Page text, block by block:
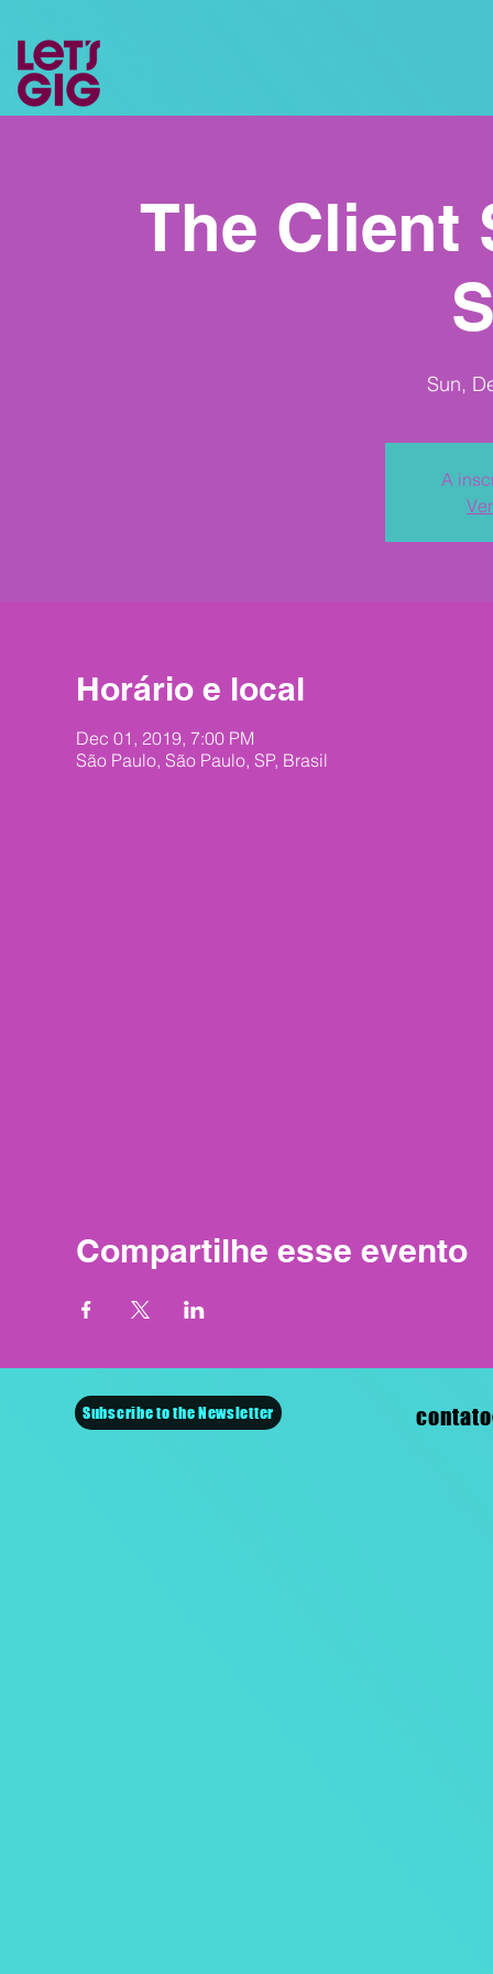
The Client
Sun,
A
Horário e local
Dec 01, 2019, 7:00 PM
São Paulo, São Paulo, SP, Brasil
Compartilhe esse evento
Subscribe to the Newsletter